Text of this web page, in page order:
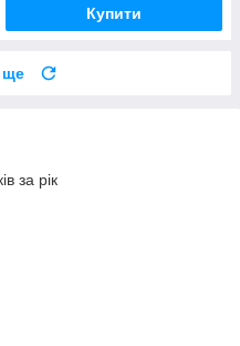
Купити
ще
за рік